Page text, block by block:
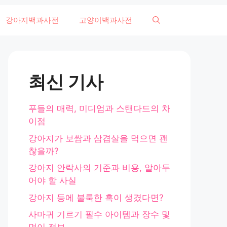
강아지백과사전 고양이백과사전
최신 기사
푸들의 매력, 미디엄과 스탠다드의 차
이점
강아지가 보쌈과 삼겹살을 먹으면 괜
찮을까?
강아지 안락사의 기준과 비용, 알아두
어야 할 사실
강아지 등에 불룩한 혹이 생겼다면?
사마귀 기르기 필수 아이템과 장수 및